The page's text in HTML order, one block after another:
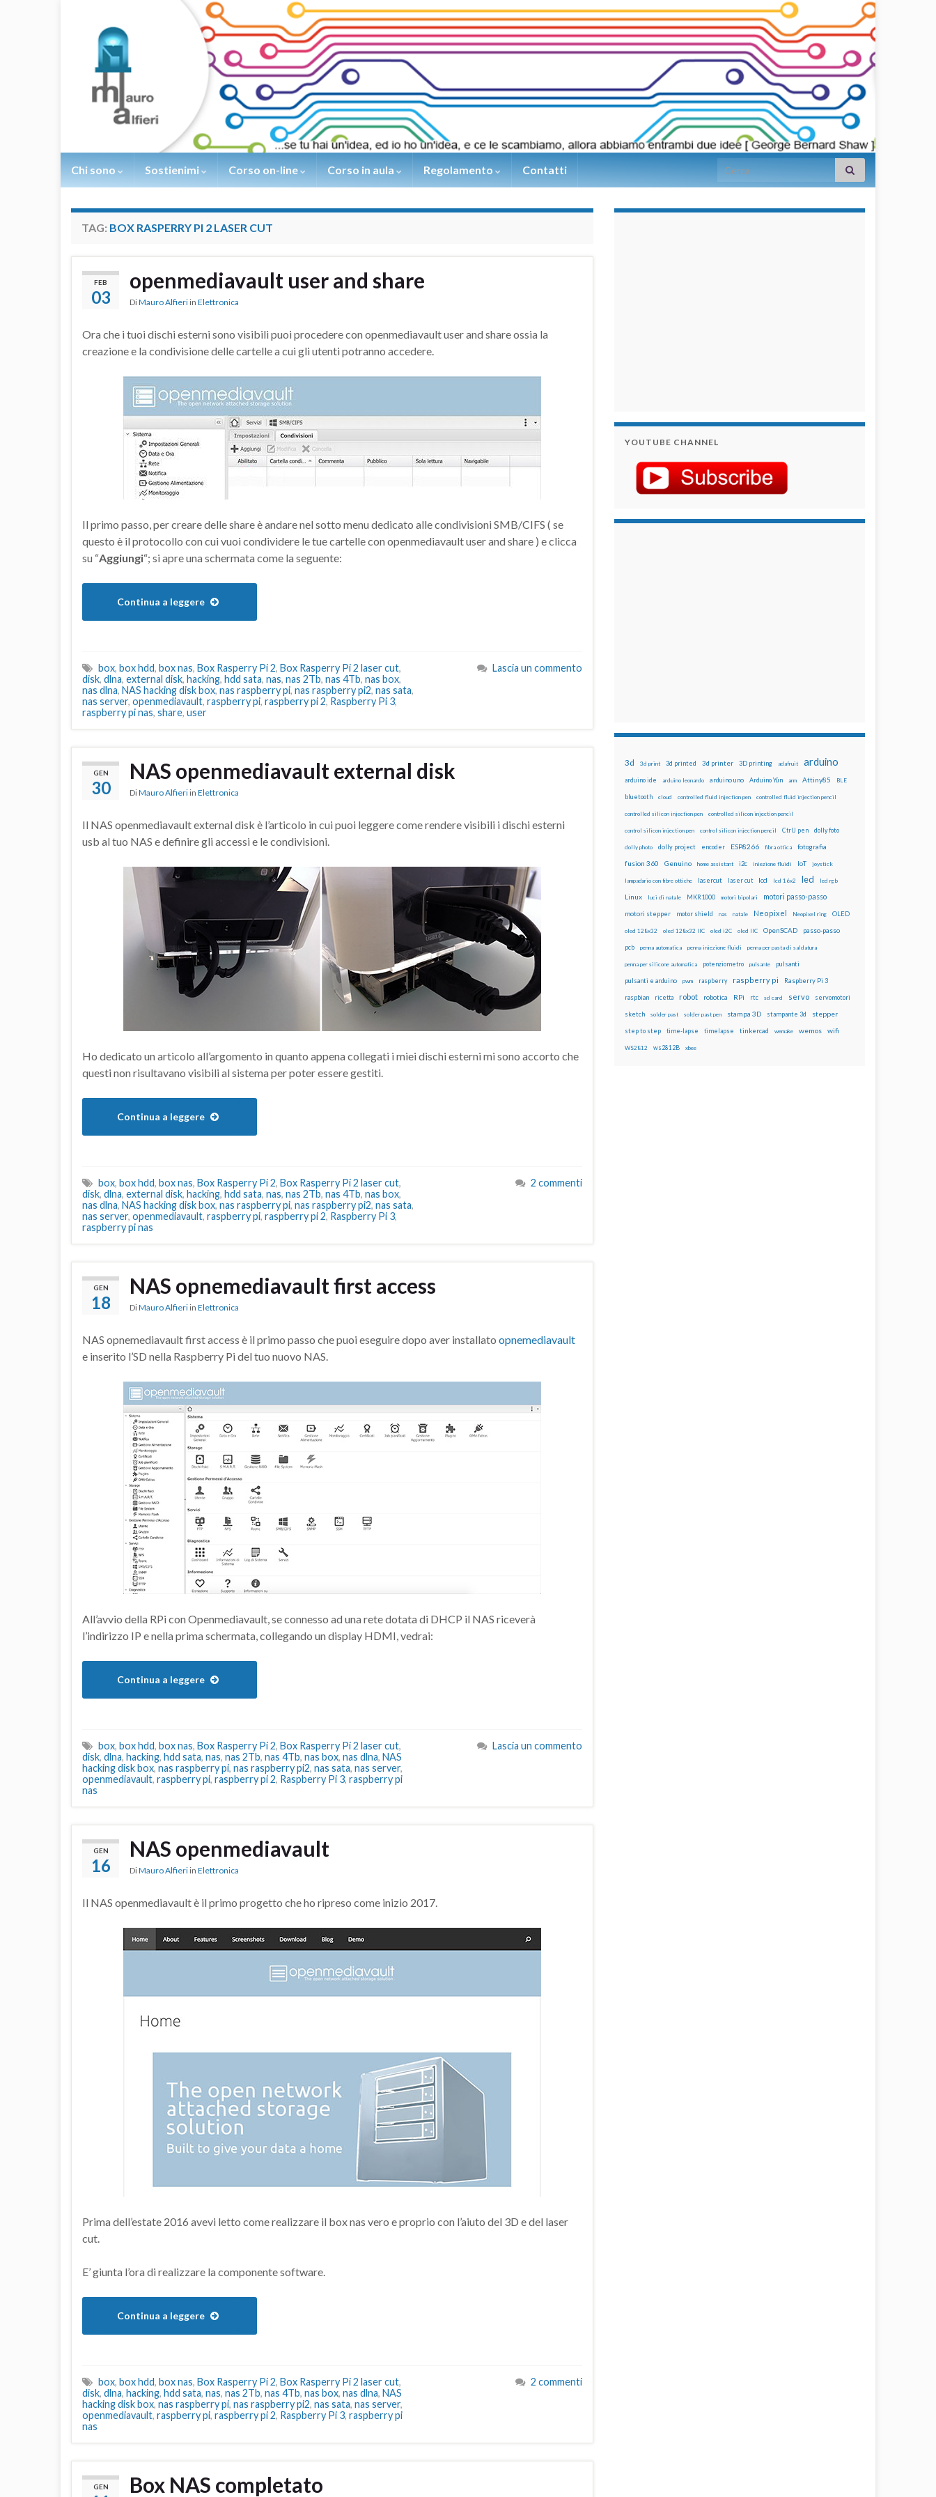
Chi sono Sostienimi Corso on-line Corso in aula Regolamento Contatti Search for:
TAG: BOX RASPERRY PI 2 LASER CUT
FEB
03
openmediavault user and share
DiMauro Alfieri in Elettronica
Ora che i tuoi dischi esterni sono visibili puoi procedere con openmediavault user and share ossia la
creazione e la condivisione delle cartelle a cui gli utenti potranno accedere.
Il primo passo, per creare delle share è andare nel sotto menu dedicato alle condivisioni SMB/CIFS ( se
questo è il protocollo con cui vuoi condividere le tue cartelle con openmediavault user and share ) e clicca
su “Aggiungi“; si apre una schermata come la seguente:
Continua a leggere
box, box hdd, box nas, Box Rasperry Pi 2, Box Rasperry Pi 2 laser cut,
disk, dlna, external disk, hacking, hdd sata, nas, nas 2Tb, nas 4Tb, nas box,
nas dlna, NAS hacking disk box, nas raspberry pi, nas raspberry pi2, nas sata,
nas server, openmediavault, raspberry pi, raspberry pi 2, Raspberry Pi 3,
raspberry pi nas, share, user
Lascia un commento
GEN
30
NAS openmediavault external disk
DiMauro Alfieri in Elettronica
Il NAS openmediavault external disk è l’articolo in cui puoi leggere come rendere visibili i dischi esterni
usb al tuo NAS e definire gli accessi e le condivisioni.
Ho dedicato un articolo all’argomento in quanto appena collegati i miei dischi esterni mi sono accorto che
questi non risultavano visibili al sistema per poter essere gestiti.
Continua a leggere
box, box hdd, box nas, Box Rasperry Pi 2, Box Rasperry Pi 2 laser cut,
disk, dlna, external disk, hacking, hdd sata, nas, nas 2Tb, nas 4Tb, nas box,
nas dlna, NAS hacking disk box, nas raspberry pi, nas raspberry pi2, nas sata,
nas server, openmediavault, raspberry pi, raspberry pi 2, Raspberry Pi 3,
raspberry pi nas
2 commenti
GEN
18
NAS opnemediavault first access
DiMauro Alfieri in Elettronica
NAS opnemediavault first access è il primo passo che puoi eseguire dopo aver installato opnemediavault
e inserito l’SD nella Raspberry Pi del tuo nuovo NAS.
All’avvio della RPi con Openmediavault, se connesso ad una rete dotata di DHCP il NAS riceverà
l’indirizzo IP e nella prima schermata, collegando un display HDMI, vedrai:
Continua a leggere
box, box hdd, box nas, Box Rasperry Pi 2, Box Rasperry Pi 2 laser cut,
disk, dlna, hacking, hdd sata, nas, nas 2Tb, nas 4Tb, nas box, nas dlna, NAS
hacking disk box, nas raspberry pi, nas raspberry pi2, nas sata, nas server,
openmediavault, raspberry pi, raspberry pi 2, Raspberry Pi 3, raspberry pi
nas
Lascia un commento
GEN
16
NAS openmediavault
DiMauro Alfieri in Elettronica
Il NAS openmediavault è il primo progetto che ho ripreso come inizio 2017.
Prima dell’estate 2016 avevi letto come realizzare il box nas vero e proprio con l’aiuto del 3D e del laser
cut.
E’ giunta l’ora di realizzare la componente software.
Continua a leggere
box, box hdd, box nas, Box Rasperry Pi 2, Box Rasperry Pi 2 laser cut,
disk, dlna, hacking, hdd sata, nas, nas 2Tb, nas 4Tb, nas box, nas dlna, NAS
hacking disk box, nas raspberry pi, nas raspberry pi2, nas sata, nas server,
openmediavault, raspberry pi, raspberry pi 2, Raspberry Pi 3, raspberry pi
nas
2 commenti
GEN Box NAS completato
YOUTUBE CHANNEL
3d 3d print 3d printed 3d printer 3D printing adafruit arduino
arduino ide arduino leonardo arduino uno Arduino Yún arm Attiny85 BLE
bluetooth cloud controlled fluid injection pen controlled fluid injection pencil
controlled silicon injection pen controlled silicon injection pencil
control silicon injection pen control silicon injection pencil CtrlJ pen dolly foto
dolly photo dolly project encoder ESP8266 fibra ottica fotografia
fusion 360 Genuino home assistant i2c iniezione fluidi IoT joystick
lampadario con fibre ottiche lasercut laser cut lcd lcd 16x2 led led rgb
Linux luci di natale MKR1000 motori bipolari motori passo-passo
motori stepper motor shield nas natale Neopixel Neopixel ring OLED
oled 128x32 oled 128x32 IIC oled i2C oled IIC OpenSCAD passo-passo
pcb penna automatica penna iniezione fluidi penna per pasta di saldatura
penna per silicone automatica potenziometro pulsante pulsanti
pulsanti e arduino pwm raspberry raspberry pi Raspberry Pi 3
raspbian ricetta robot robotica RPi rtc sd card servo servomotori
sketch solder past solder past pen stampa 3D stampante 3d stepper
step to step time-lapse timelapse tinkercad wemake wemos wifi
WS2812 ws2812B xbee